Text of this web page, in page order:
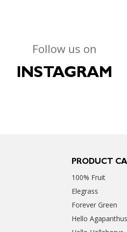
Follow us on
INSTAGRAM
PRODUCT
100% Fruit
Elegrass
Forever Green
Hello Agapanthus